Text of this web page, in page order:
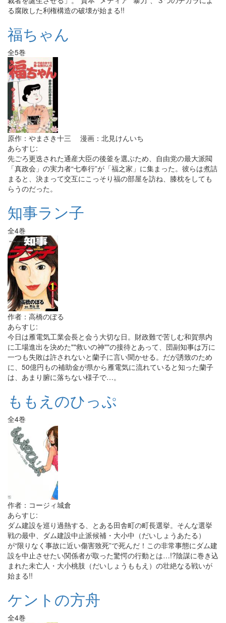
る腐敗した利権構造の破壊が始まる!!
福ちゃん
全5巻
原作：やまさき十三 漫画：北見けんいち
あらすじ:
先ごろ更迭された通産大臣の後釜を選ぶため、自由党の最大派閥
「真政会」の実力者“七奉行”が「福之家」に集まった。彼らは煮詰
まると、決まって交互にこっそり福の部屋を訪ね、膝枕をしても
らうのだった。
知事ラン子
全4巻
作者：高橋のぼる
あらすじ:
今日は雁電気工業会長と会う大切な日。財政難で苦しむ和賀県内
に工場進出を決めた""救いの神""の接待とあって、団副知事は万に
一つも失敗は許されないと蘭子に言い聞かせる。だが誘致のため
に、50億円もの補助金が県から雁電気に流れていると知った蘭子
は、あまり腑に落ちない様子で…。
ももえのひっぷ
全4巻
作者：コージィ城倉
あらすじ:
ダム建設を巡り過熱する、とある田舎町の町長選挙。そんな選挙
戦の最中、ダム建設中止派候補・大小中（だいしょうあたる）
が“限りなく事故に近い傷害致死”で死んだ！この非常事態にダム建
設を中止させたい関係者が取った驚愕の行動とは…!?陰謀に巻き込
まれた未亡人・大小桃肢（だいしょうももえ）の壮絶なる戦いが
始まる!!
ケントの方舟
全4巻